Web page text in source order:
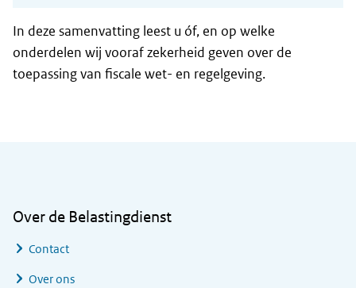
In deze samenvatting leest u óf, en op welke
onderdelen wij vooraf zekerheid geven over de
toepassing van fiscale wet- en regelgeving.
Over de Belastingdienst
Contact
Over ons